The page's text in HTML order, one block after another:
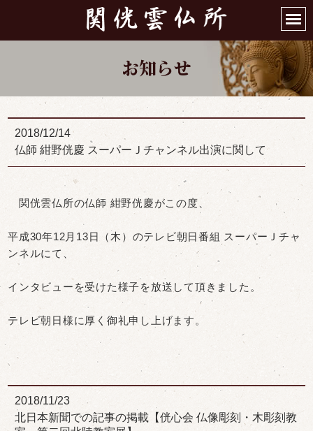
お知らせ
2018/12/14
仏師 紺野侊慶 スーパーＪチャンネル出演に関して
関侊雲仏所の仏師 紺野侊慶がこの度、
平成30年12月13日（木）のテレビ朝日番組 スーパーＪチャ
ンネルにて、
インタビューを受けた様子を放送して頂きました。
テレビ朝日様に厚く御礼申し上げます。
2018/11/23
北日本新聞での記事の掲載【侊心会 仏像彫刻・木彫刻教